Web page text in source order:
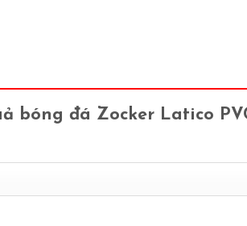
bóng đá Zocker Latico